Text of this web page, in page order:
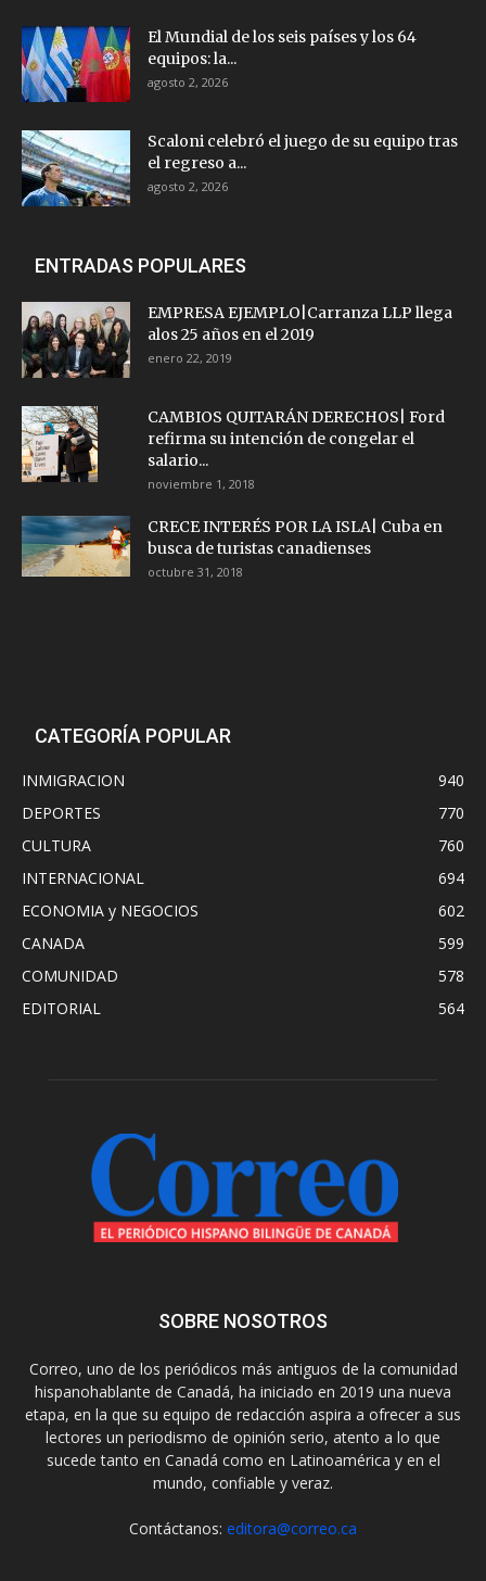
El Mundial de los seis países y los 64
equipos: la...
agosto 2, 2026
Scaloni celebró el juego de su equipo tras
el regreso a...
agosto 2, 2026
ENTRADAS POPULARES
EMPRESA EJEMPLO|Carranza LLP llega
alos 25 años en el 2019
enero 22, 2019
CAMBIOS QUITARÁN DERECHOS| Ford
refirma su intención de congelar el
salario...
noviembre 1, 2018
CRECE INTERÉS POR LA ISLA| Cuba en
busca de turistas canadienses
octubre 31, 2018
CATEGORÍA POPULAR
INMIGRACION
940
DEPORTES
770
CULTURA
760
INTERNACIONAL
694
ECONOMIA y NEGOCIOS
602
CANADA
599
COMUNIDAD
578
EDITORIAL
564
SOBRE NOSOTROS
Correo, uno de los periódicos más antiguos de la comunidad
hispanohablante de Canadá, ha iniciado en 2019 una nueva
etapa, en la que su equipo de redacción aspira a ofrecer a sus
lectores un periodismo de opinión serio, atento a lo que
sucede tanto en Canadá como en Latinoamérica y en el
mundo, confiable y veraz.
Contáctanos: editora@correo.ca